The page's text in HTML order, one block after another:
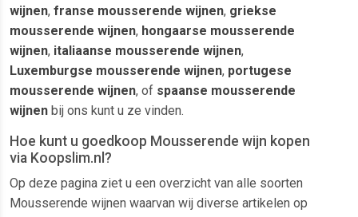
wijnen, franse mousserende wijnen, griekse
mousserende wijnen, hongaarse mousserende
wijnen, italiaanse mousserende wijnen,
Luxemburgse mousserende wijnen, portugese
mousserende wijnen, of spaanse mousserende
wijnen bij ons kunt u ze vinden.
Hoe kunt u goedkoop Mousserende wijn kopen
via Koopslim.nl?
Op deze pagina ziet u een overzicht van alle soorten
Mousserende wijnen waarvan wij diverse artikelen op